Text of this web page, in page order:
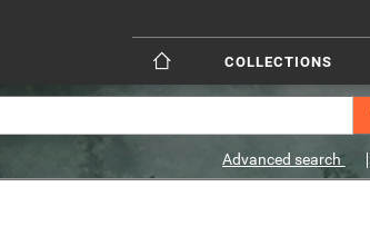
COLLECTIONS
Advanced search